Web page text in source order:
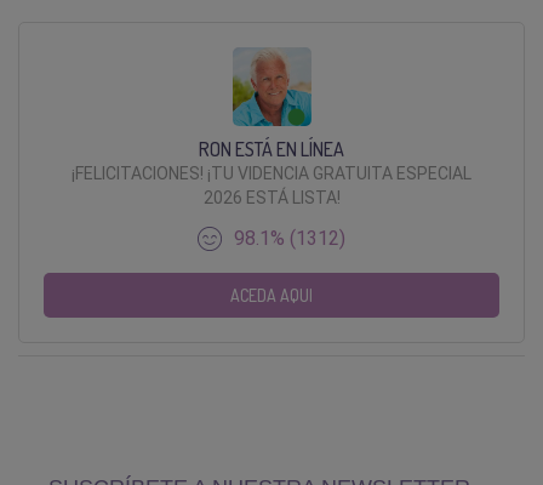
RON ESTÁ EN LÍNEA
¡FELICITACIONES! ¡TU VIDENCIA GRATUITA ESPECIAL
2026 ESTÁ LISTA!
98.1% (1312)
ACEDA AQUI